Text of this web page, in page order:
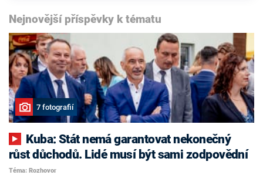
Nejnovější příspěvky k tématu
7 fotografií
růst důchodů. Lidé musí být sami zodpovědní
Téma: Rozhovor